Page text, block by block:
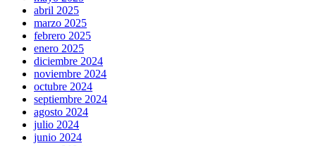
abril 2025
marzo 2025
febrero 2025
enero 2025
diciembre 2024
noviembre 2024
octubre 2024
septiembre 2024
agosto 2024
julio 2024
junio 2024